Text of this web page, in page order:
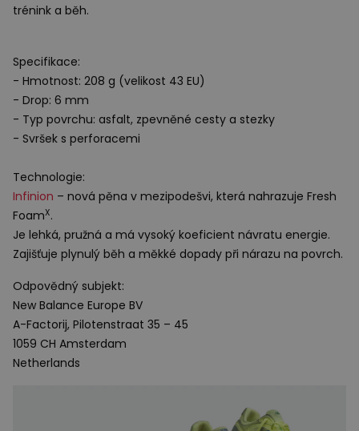
trénink a běh.
Specifikace:
- Hmotnost: 208 g (velikost 43 EU)
- Drop: 6 mm
- Typ povrchu: asfalt, zpevněné cesty a stezky
- Svršek s perforacemi
Technologie:
Infinion – nová pěna v mezipodešvi, která nahrazuje Fresh
FoamX.
Je lehká, pružná a má vysoký koeficient návratu energie.
Zajišťuje plynulý běh a měkké dopady při nárazu na povrch.
Odpovědný subjekt:
New Balance Europe BV
A-Factorij, Pilotenstraat 35 – 45
1059 CH Amsterdam
Netherlands